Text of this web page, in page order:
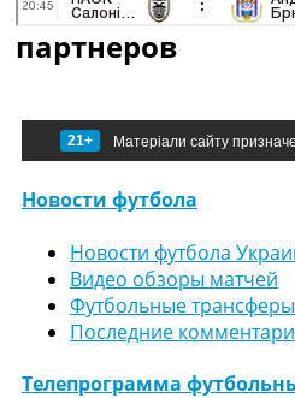
партнеров
21+ Матеріали сайту
Новости футбола
Новости футбола
Видео обзоры матчей
Футбольные трансферы
Последние
Телепрограмма